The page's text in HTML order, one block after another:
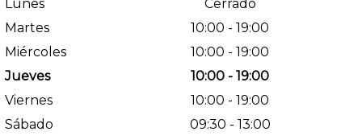
Lunes
Cerrado
Martes
10:00 - 19:00
Miércoles
10:00 - 19:00
Jueves
10:00 - 19:00
Viernes
10:00 - 19:00
Sábado
09:30 - 13:00